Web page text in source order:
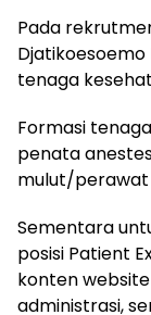
Pada
tenaga
Formasi
penata
mulut/perawat
Sementara
posisi Patient
konten
administrasi,